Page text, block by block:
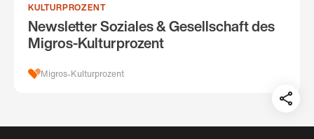
KULTURPROZENT
Newsletter Soziales & Gesellschaft des
Migros-Kulturprozent
Migros-Kulturprozent
auf: